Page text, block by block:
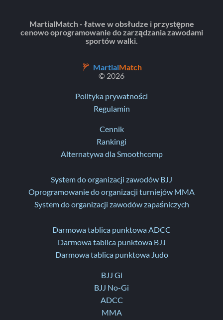
MartialMatch - łatwe w obsłudze i przystępne
cenowo oprogramowanie do zarządzania zawodami
sportów walki.
MartialMatch
© 2026
Polityka prywatności
Regulamin
Cennik
Rankingi
Alternatywa dla Smoothcomp
System do organizacji zawodów BJJ
Oprogramowanie do organizacji turniejów MMA
System do organizacji zawodów zapaśniczych
Darmowa tablica punktowa ADCC
Darmowa tablica punktowa BJJ
Darmowa tablica punktowa Judo
BJJ Gi
BJJ No-Gi
ADCC
MMA